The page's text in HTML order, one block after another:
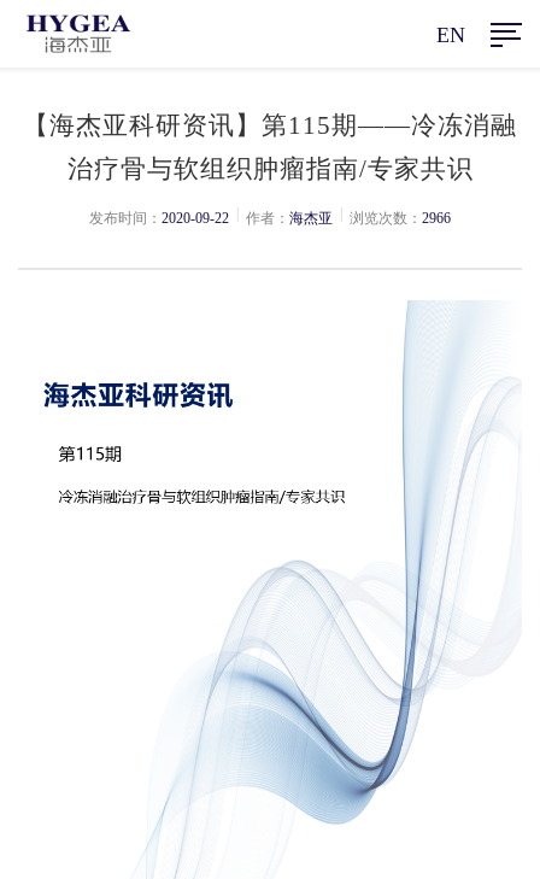
EN
【海杰亚科研资讯】第115期——冷冻消融
治疗骨与软组织肿瘤指南/专家共识
发布时间： 2020-09-22 作者： 海杰亚 浏览次数： 2966